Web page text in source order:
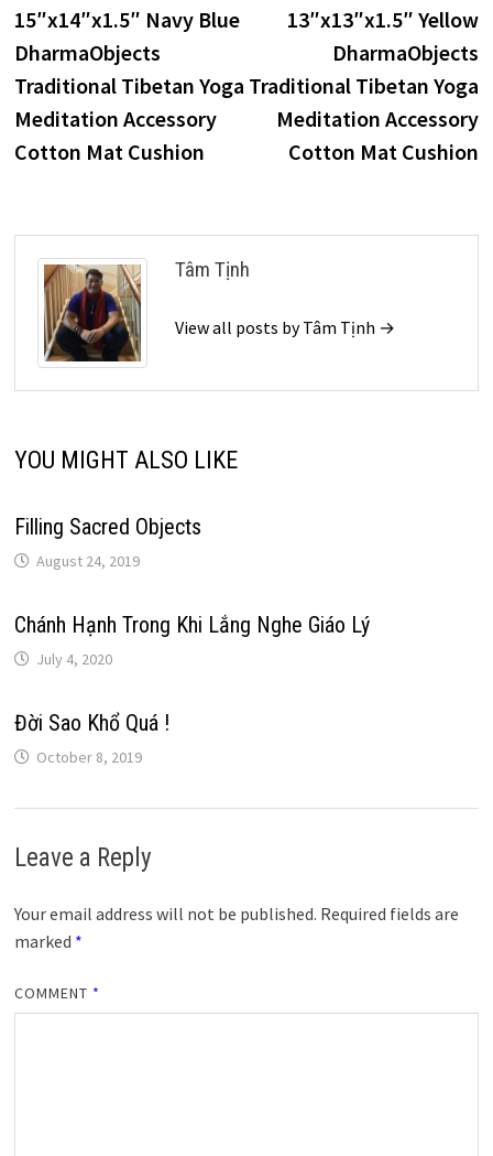
navigationpost:
15″x14″x1.5″ Navy Blue
DharmaObjects
Traditional Tibetan Yoga
Meditation Accessory
Cotton Mat Cushion
13″x13″x1.5″ Yellow
DharmaObjects
Traditional Tibetan Yoga
Meditation Accessory
Cotton Mat Cushion
Tâm Tịnh
View all posts by Tâm Tịnh →
YOU MIGHT ALSO LIKE
Filling Sacred Objects
August 24, 2019
Chánh Hạnh Trong Khi Lắng Nghe Giáo Lý
July 4, 2020
Đời Sao Khổ Quá !
October 8, 2019
Leave a Reply
Your email address will not be published. Required fields are
marked *
COMMENT *